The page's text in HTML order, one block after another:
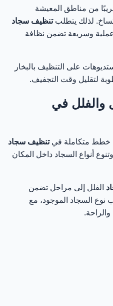
من مناطق المعيشة
لذلك يتطلبتنظيف سجاد
عملية وسريعة تضمن نظافة
على التنظيف بالبخار
لتقليل وقت التجفيف.
والفلل في
خطط متكاملة فيتنظيف سجاد
أنواع السجاد داخل المكان
الفلل إلى مراحل تضمن
السجاد الموجود، مع